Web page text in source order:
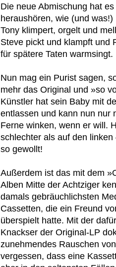
Die neue Abmischung hat
heraushören, wie (und
Tony klimpert, orgelt und
Steve pickt und klampft und
für spätere Taten warmsingt.
Nun mag ein Purist sagen,
mehr das Original und »so
Künstler hat sein Baby mit
entlassen und kann nun nur
Ferne winken, wenn er will.
schlechter als auf den
so gewollt!
Außerdem ist das mit dem
Alben Mitte der Achtziger
damals gebräuchlichsten
Cassetten, die ein Freund
überspielt hatte. Mit der
Knackser der Original-LP
zunehmendes Rauschen
vergessen, dass eine